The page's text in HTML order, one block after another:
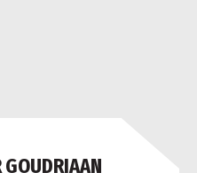
GOUDRIAAN